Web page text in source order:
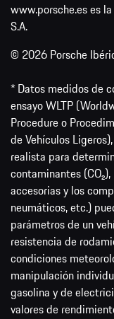
www.porsche.es es
S.A.
© 2026 Porsche
* Datos medidos de
ensayo WLTP
Procedure o
de Vehículos
realista para
contaminantes
accesorias y los
neumáticos, etc.)
parámetros de un
resistencia de
condiciones
manipulación
gasolina y de
valores de